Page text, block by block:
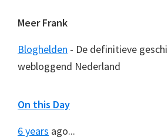
Meer Frank
Bloghelden - De definitieve
webloggend Nederland
On this Day
6 years ago...